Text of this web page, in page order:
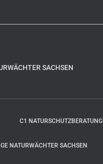
SACHSEN
C1 NATURSCHUTZBERATUNG
NATURWÄCHTER SACHSEN